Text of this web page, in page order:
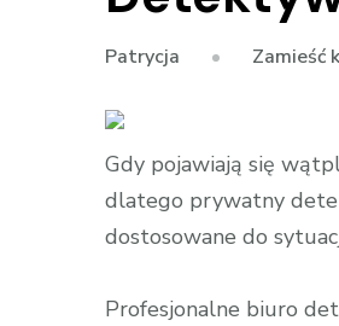
Patrycja Zamieść
Gdy pojawiają się
dlatego prywatny
dostosowane do
Profesjonalne biuro